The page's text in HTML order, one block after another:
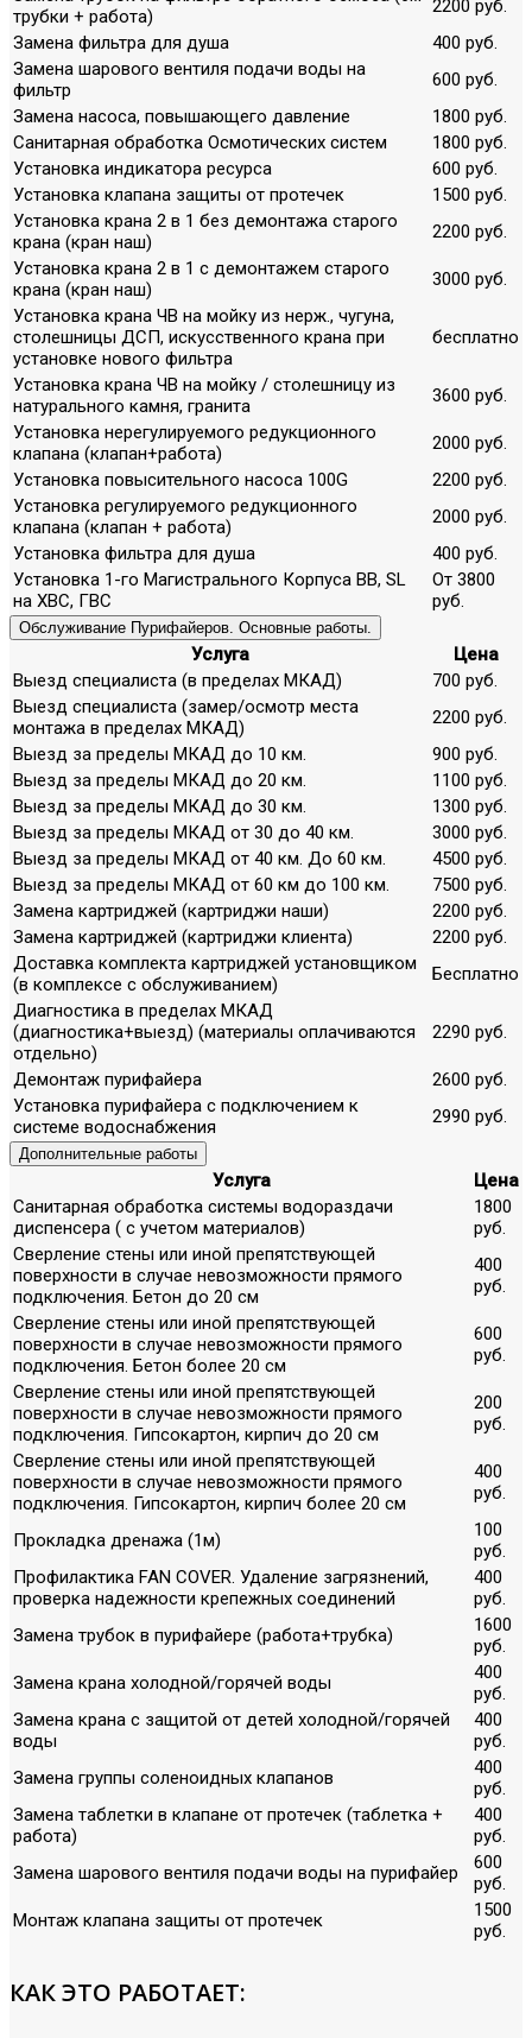
трубки + работа)
2200 руб.
Замена фильтра для душа
400 руб.
Замена шарового вентиля подачи воды на
фильтр
600 руб.
Замена насоса, повышающего давление
1800 руб.
Санитарная обработка Осмотических систем
1800 руб.
Установка индикатора ресурса
600 руб.
Установка клапана защиты от протечек
1500 руб.
Установка крана 2 в 1 без демонтажа старого
крана (кран наш)
2200 руб.
Установка крана 2 в 1 с демонтажем старого
крана (кран наш)
3000 руб.
Установка крана ЧВ на мойку из нерж., чугуна,
столешницы ДСП, искусственного крана при
установке нового фильтра
бесплатно
Установка крана ЧВ на мойку / столешницу из
натурального камня, гранита
3600 руб.
Установка нерегулируемого редукционного
клапана (клапан+работа)
2000 руб.
Установка повысительного насоса 100G
2200 руб.
Установка регулируемого редукционного
клапана (клапан + работа)
2000 руб.
Установка фильтра для душа
400 руб.
Установка 1-го Магистрального Корпуса ВВ, SL
на ХВС, ГВС
От 3800
руб.
Обслуживание Пурифайеров. Основные работы.
Услуга
Цена
Выезд специалиста (в пределах МКАД)
700 руб.
Выезд специалиста (замер/осмотр места
монтажа в пределах МКАД)
2200 руб.
Выезд за пределы МКАД до 10 км.
900 руб.
Выезд за пределы МКАД до 20 км.
1100 руб.
Выезд за пределы МКАД до 30 км.
1300 руб.
Выезд за пределы МКАД от 30 до 40 км.
3000 руб.
Выезд за пределы МКАД от 40 км. До 60 км.
4500 руб.
Выезд за пределы МКАД от 60 км до 100 км.
7500 руб.
Замена картриджей (картриджи наши)
2200 руб.
Замена картриджей (картриджи клиента)
2200 руб.
Доставка комплекта картриджей установщиком
(в комплексе с обслуживанием)
Бесплатно
Диагностика в пределах МКАД
(диагностика+выезд) (материалы оплачиваются
отдельно)
2290 руб.
Демонтаж пурифайера
2600 руб.
Установка пурифайера с подключением к
системе водоснабжения
2990 руб.
Дополнительные работы
Услуга
Цена
Санитарная обработка системы водораздачи
диспенсера ( с учетом материалов)
1800
руб.
Сверление стены или иной препятствующей
поверхности в случае невозможности прямого
подключения. Бетон до 20 см
400
руб.
Сверление стены или иной препятствующей
поверхности в случае невозможности прямого
подключения. Бетон более 20 см
600
руб.
Сверление стены или иной препятствующей
поверхности в случае невозможности прямого
подключения. Гипсокартон, кирпич до 20 см
200
руб.
Сверление стены или иной препятствующей
поверхности в случае невозможности прямого
подключения. Гипсокартон, кирпич более 20 см
400
руб.
Прокладка дренажа (1м)
100
руб.
Профилактика FAN COVER. Удаление загрязнений,
проверка надежности крепежных соединений
400
руб.
Замена трубок в пурифайере (работа+трубка)
1600
руб.
Замена крана холодной/горячей воды
400
руб.
Замена крана с защитой от детей холодной/горячей
воды
400
руб.
Замена группы соленоидных клапанов
400
руб.
Замена таблетки в клапане от протечек (таблетка +
работа)
400
руб.
Замена шарового вентиля подачи воды на пурифайер
600
руб.
Монтаж клапана защиты от протечек
1500
руб.
КАК ЭТО РАБОТАЕТ: